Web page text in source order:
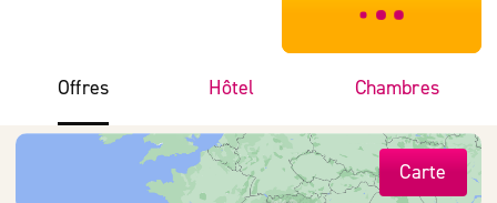
***************
Offres Hôtel Chambres
Carte